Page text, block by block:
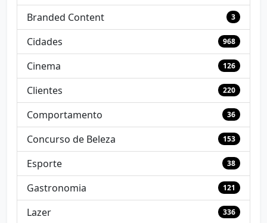
Branded Content 3
Cidades 968
Cinema 126
Clientes 220
Comportamento 36
Concurso de Beleza 153
Esporte 38
Gastronomia 121
Lazer 336